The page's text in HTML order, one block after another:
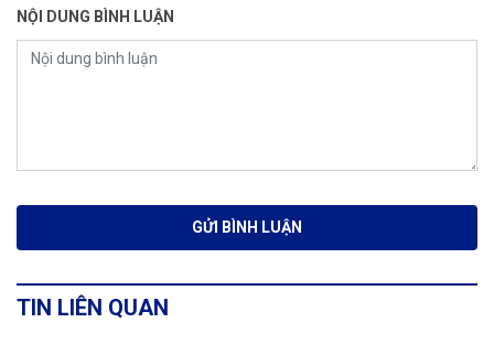
NỘI DUNG BÌNH LUẬN
TIN LIÊN QUAN